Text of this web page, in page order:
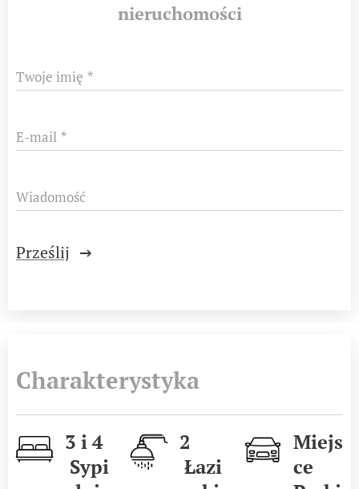
nieruchomości
Twoje imię
E-mail
Wiadomość
Prześlij
Charakterystyka
3 i 4
Sypi
2
Łazi
Miejs
ce